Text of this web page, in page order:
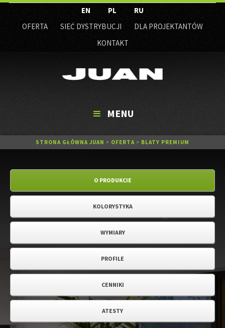
EN PL
RU
OFERTA
SIEĆ DYSTRYBUCJI
DLA PROJEKTANTÓW
KONTAKT
MENU
STRONA GŁÓWNA JUAN > OFERTA > BLATY PREMIUM
O PRODUKCIE
KOLORYSTYKA
WYMIARY
PROFILE
CENNIKI
ATESTY